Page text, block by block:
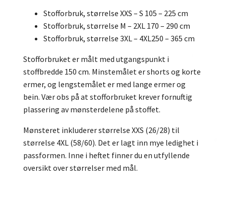
Stofforbruk, størrelse XXS – S 105 – 225 cm
Stofforbruk, størrelse M – 2XL 170 – 290 cm
Stofforbruk, størrelse 3XL – 4XL250 – 365 cm
Stofforbruket er målt med utgangspunkt i
stoffbredde 150 cm. Minstemålet er shorts og korte
ermer, og lengstemålet er med lange ermer og
bein. Vær obs på at stofforbruket krever fornuftig
plassering av mønsterdelene på stoffet.
Mønsteret inkluderer størrelse XXS (26/28) til
størrelse 4XL (58/60). Det er lagt inn mye ledighet i
passformen. Inne i heftet finner du en utfyllende
oversikt over størrelser med mål.